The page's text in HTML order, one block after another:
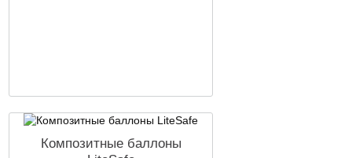
Композитные баллоны